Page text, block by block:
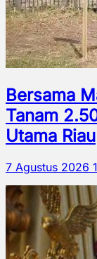
Bersama
Tanam
Utama Riau
7 Agustus 2026